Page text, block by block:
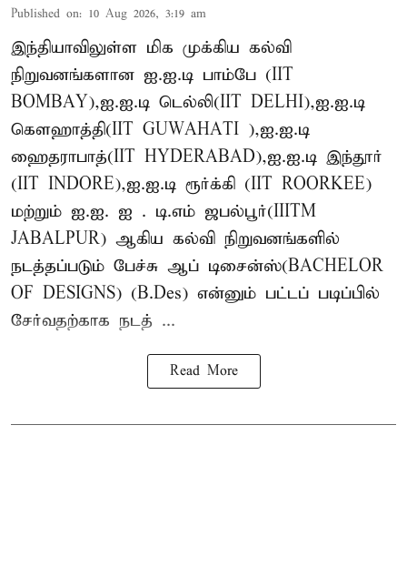
Published on: 10 Aug 2026, 3:19 am
இந்தியாவிலுள்ள மிக முக்கிய கல்வி
நிறுவனங்களான ஐ.ஐ.டி பாம்பே (IIT
BOMBAY),ஐ.ஐ.டி டெல்லி(IIT DELHI),ஐ.ஐ.டி
கௌஹாத்தி(IIT GUWAHATI ),ஐ.ஐ.டி
ஹைதராபாத்(IIT HYDERABAD),ஐ.ஐ.டி இந்தூர்
(IIT INDORE),ஐ.ஐ.டி ரூர்க்கி (IIT ROORKEE)
மற்றும் ஐ.ஐ. ஐ . டி.எம் ஜபல்பூர்(IIITM
JABALPUR) ஆகிய கல்வி நிறுவனங்களில்
நடத்தப்படும் பேச்சு ஆப் டிசைன்ஸ்(BACHELOR
OF DESIGNS) (B.Des) என்னும் பட்டப் படிப்பில்
சேர்வதற்காக நடத் ...
Read More